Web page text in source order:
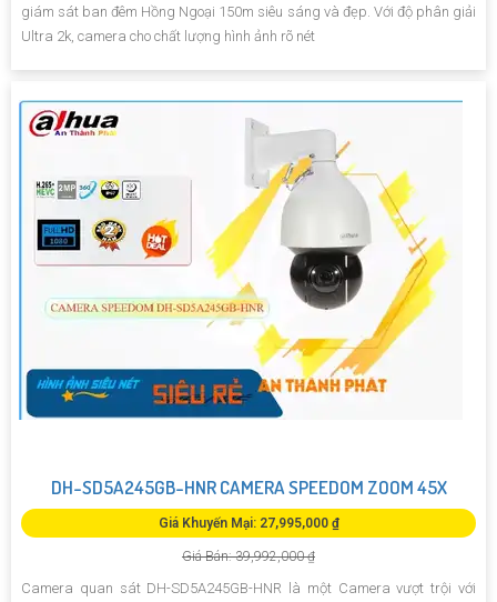
giám sát ban đêm Hồng Ngoại 150m siêu sáng và đẹp. Với độ phân giải
Ultra 2k, camera cho chất lượng hình ảnh rõ nét
DH-SD5A245GB-HNR CAMERA SPEEDOM ZOOM 45X
Giá Khuyến Mại: 27,995,000 ₫
Giá Bán: 39,992,000 ₫
Camera quan sát DH-SD5A245GB-HNR là một Camera vượt trội với